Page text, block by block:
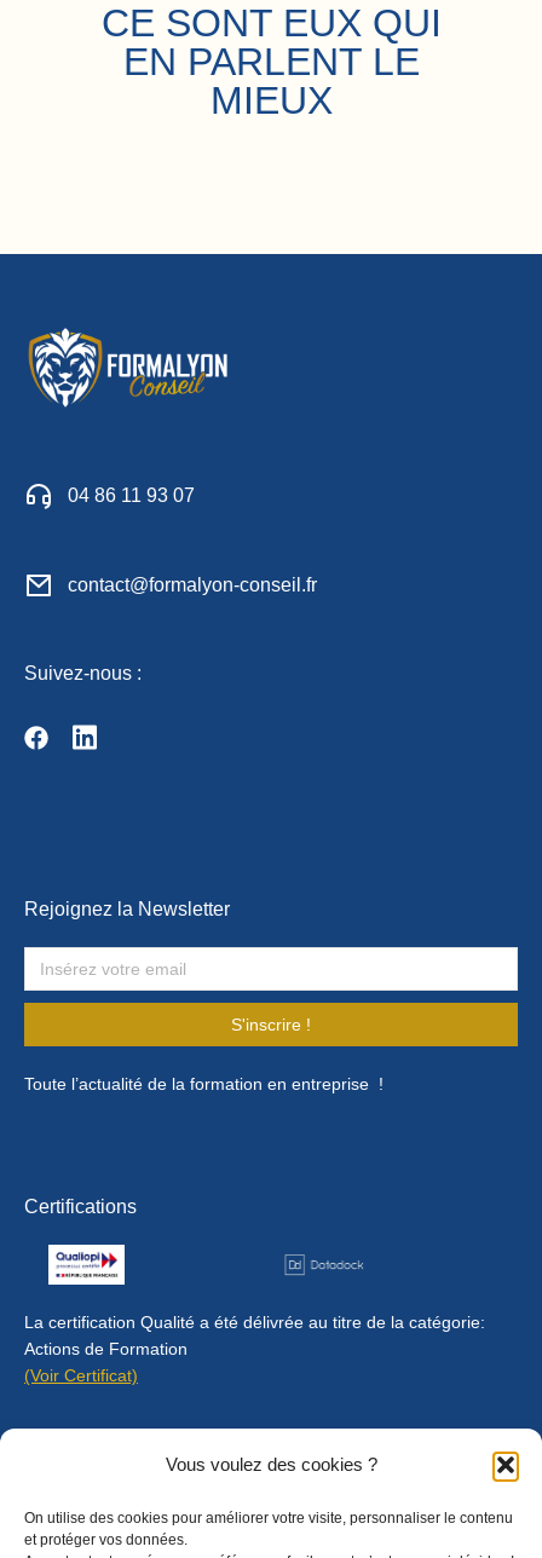
Vous voulez des cookies ?
On utilise des cookies pour améliorer votre visite, personnaliser le contenu
et protéger vos données.
CE SONT EUX QUI
EN PARLENT LE
MIEUX
04 86 11 93 07
contact@formalyon-conseil.fr
Suivez-nous :
Rejoignez la Newsletter
S'inscrire !
Toute l’actualité de la formation en entreprise !
Certifications
La certification Qualité a été délivrée au titre de la catégorie:
Actions de Formation
(Voir Certificat)
Règlement intérieur